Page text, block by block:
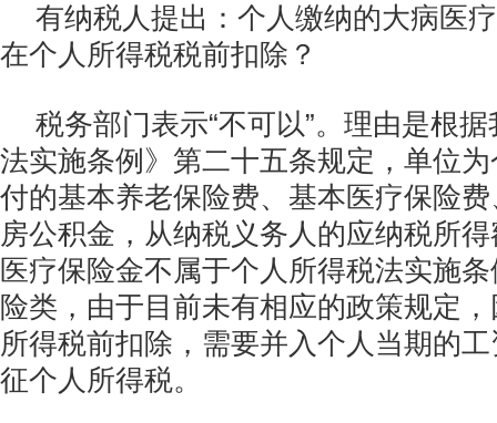
有纳税人提出：个人缴纳的大病医
在个人所得税税前扣除？
税务部门表示“不可以”。理由是根
法实施条例》第二十五条规定，单位
付的基本养老保险费、基本医疗保险
房公积金，从纳税义务人的应纳税所
医疗保险金不属于个人所得税法实施
险类，由于目前未有相应的政策规定
所得税前扣除，需要并入个人当期的
征个人所得税。